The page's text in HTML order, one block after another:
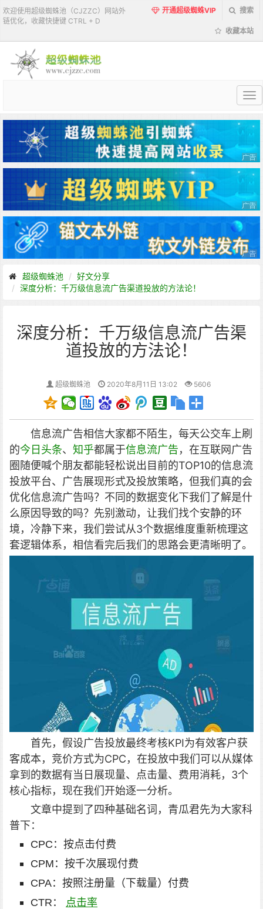
欢迎使用超级蜘蛛池（CJZZC）网站外
链优化，收藏快捷键 CTRL + D
开通超级蜘蛛VIP 搜索
收藏本站
超
蜘
蛛
池
超级蜘蛛池
好文分享
深度分析：千万级信息流广告渠道投放的方法论！
深度分析：千万级信息流广告渠
道投放的方法论！
超级蜘蛛池 2020年8月11日 13:02 5606
信息流广告相信大家都不陌生，每天公交车上刷
的今日头条、 知乎都属于信息流广告，在互联网广告
圈随便喊个朋友都能轻松说出目前的TOP10的信息流
投放平台、广告展现形式及投放策略，但我们真的会
优化信息流广告吗？不同的数据变化下我们了解是什
么原因导致的吗？先别激动，让我们找个安静的环
境，冷静下来，我们尝试从3个数据维度重新梳理这
套逻辑体系，相信看完后我们的思路会更清晰明了。
首先，假设广告投放最终考核KPI为有效客户获
客成本，竞价方式为CPC，在投放中我们可以从媒体
拿到的数据有当日展现量、点击量、费用消耗，3个
核心指标，现在我们开始逐一分析。
文章中提到了四种基础名词，青瓜君先为大家科
普下：
CPC：按点击付费
CPM：按千次展现付费
CPA：按照注册量（下载量）付费
CTR： 点击率